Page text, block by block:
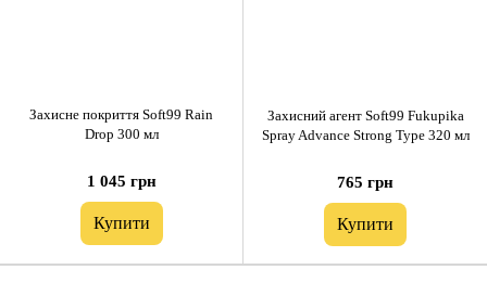
Захисне покриття Soft99 Rain
Drop 300 мл
1 045 грн
Купити
Захисний агент Soft99 Fukupika
Spray Advance Strong Type 320 мл
765 грн
Купити